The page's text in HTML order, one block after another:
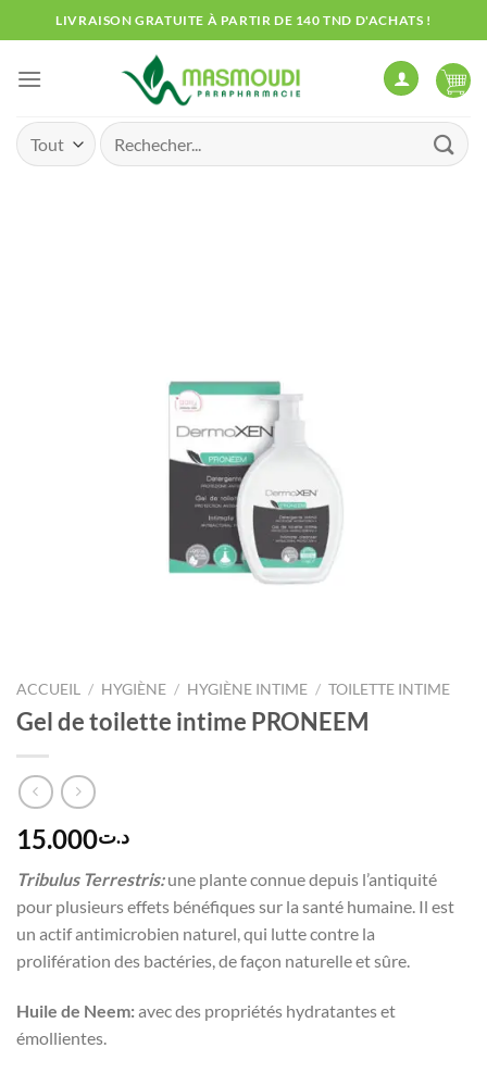
au
contenu
LIVRAISON GRATUITE À PARTIR DE 140 TND D'ACHATS !
Recherche
pour :
ACCUEIL / HYGIÈNE / HYGIÈNE INTIME / TOILETTE INTIME
Gel de toilette intime PRONEEM
د.ت15.000
Tribulus Terrestris:une plante connue depuis l’antiquité
pour plusieurs effets bénéfiques sur la santé humaine. Il est
un actif antimicrobien naturel, qui lutte contre la
prolifération des bactéries, de façon naturelle et sûre.
Huile de Neem:avec des propriétés hydratantes et
émollientes.